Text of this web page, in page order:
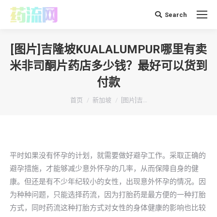
搜 Search
[图片]吉隆坡KUALALUMPUR哪里有卖
米非司酮片药店多少钱？最好可以货到
付款
你在这里：
首页 新加坡 [图片]吉…
平时如果没有怀孕的计划，就需要做好避孕工作。采取正确的
避孕措施，才能够减少意外怀孕的几率，从而保障自身的健
康。但还是有不少年纪较小的女性，出现意外怀孕的情况。因
为种种问题，只能选择药流，因为打胎药是最方便的一种打胎
方式，同时药流这种打胎方式对女性的身体健康的影响也比较